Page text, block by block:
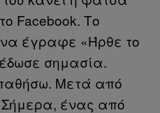
Facebook. Το
έγραφε «Ήρθε το
σημασία.
Μετά από
ένας από